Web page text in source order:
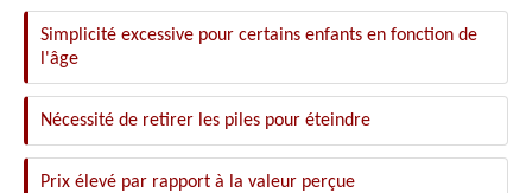
Simplicité excessive pour certains enfants en fonction de
l'âge
Nécessité de retirer les piles pour éteindre
Prix élevé par rapport à la valeur perçue